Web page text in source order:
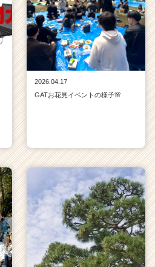
2026.04.17
GATお花見イベントの様子🌸